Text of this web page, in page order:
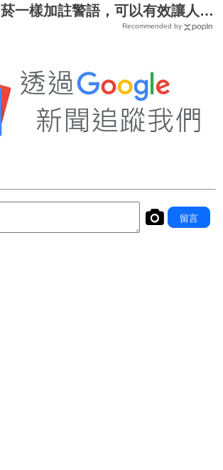
菸一樣加註警語，可以有效讓人們
戒掉｜每日健康 HealthRecommended by